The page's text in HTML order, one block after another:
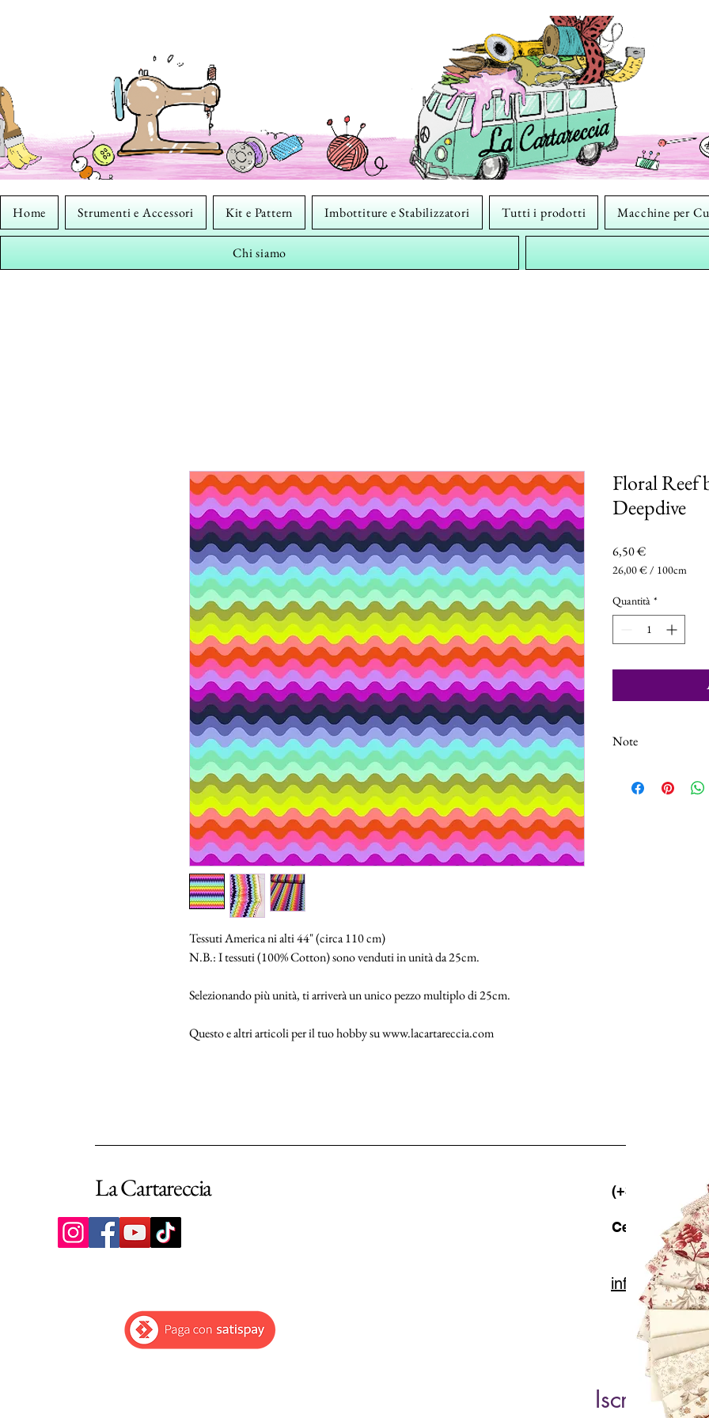
Home Strumenti e Accessori Kit e Pattern Imbottiture e Stabilizzatori Tutti i prodotti Macchine per
Chi siamo
Tessuti America ni alti 44" (circa 110 cm)
N.B.: I tessuti (100% Cotton) sono venduti in unità da 25cm.
Selezionando più unità, ti arriverà un unico pezzo multiplo di 25cm.
Questo e altri articoli per il tuo hobby su www.lacartareccia.com
Floral Reef
Deepdive
6,50 €Prezzo
26,00 €/ 100cm
ogni
100
Centimetri
Quantità *
Note
La Cartareccia (+39) 06 523
Cell. 347 49
Iscriviti